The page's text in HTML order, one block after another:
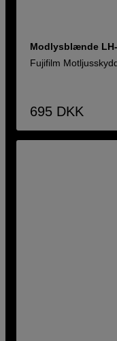
Modlysblænde
Fujifilm
695 DKK